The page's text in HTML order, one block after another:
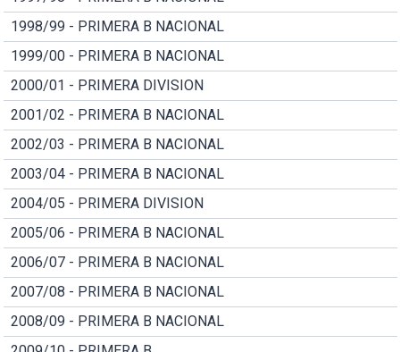
1998/99 - PRIMERA B NACIONAL
1999/00 - PRIMERA B NACIONAL
2000/01 - PRIMERA DIVISION
2001/02 - PRIMERA B NACIONAL
2002/03 - PRIMERA B NACIONAL
2003/04 - PRIMERA B NACIONAL
2004/05 - PRIMERA DIVISION
2005/06 - PRIMERA B NACIONAL
2006/07 - PRIMERA B NACIONAL
2007/08 - PRIMERA B NACIONAL
2008/09 - PRIMERA B NACIONAL